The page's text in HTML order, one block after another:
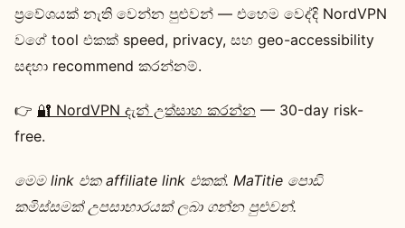
ප්‍රවේශයක් නැති වෙන්න පුළුවන් — එහෙම වෙද්දි NordVPN
වගේ tool එකක් speed, privacy, සහ geo-accessibility
සඳහා recommend කරන්නම්.
👉 🔐 NordVPN දැන් උත්සාහ කරන්න — 30-day risk-
free.
මෙම link එක affiliate link එකක්. MaTitie පොඩි
කමිස්සමක් උපසාහාරයක් ලබා ගන්න පුළුවන්.